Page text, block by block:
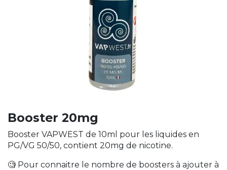
Booster 20mg
Booster VAPWEST de 10ml pour les liquides en
PG/VG 50/50, contient 20mg de nicotine.
🧐 Pour connaitre le nombre de boosters à ajouter à